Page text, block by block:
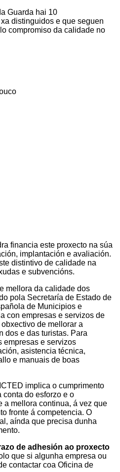
Guarda hai 10
distinguidos e que seguen
compromiso da calidade no
financia este proxecto na súa
implantación e avaliación.
distintivo de calidade na
e subvencións.
mellora da calidade dos
pola Secretaría de Estado de
de Municipios e
con empresas e servizos de
de mellorar a
dos e das turistas. Para
empresas e servizos
asistencia técnica,
e manuais de boas
implica o cumprimento
conta do esforzo e o
a mellora continua, á vez que
fronte á competencia. O
aínda que precisa dunha
de adhesión ao proxecto
que si algunha empresa ou
contactar coa Oficina de